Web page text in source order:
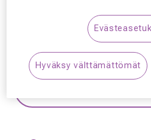
Synttäriale! Kaikki
linssit ja
Hyväksy välttämättömät